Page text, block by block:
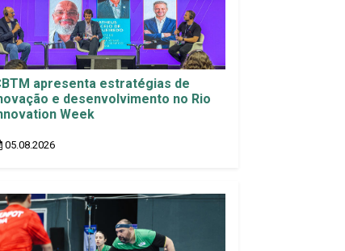
apresenta estratégias de
e desenvolvimento no Rio
Week
05.08.2026